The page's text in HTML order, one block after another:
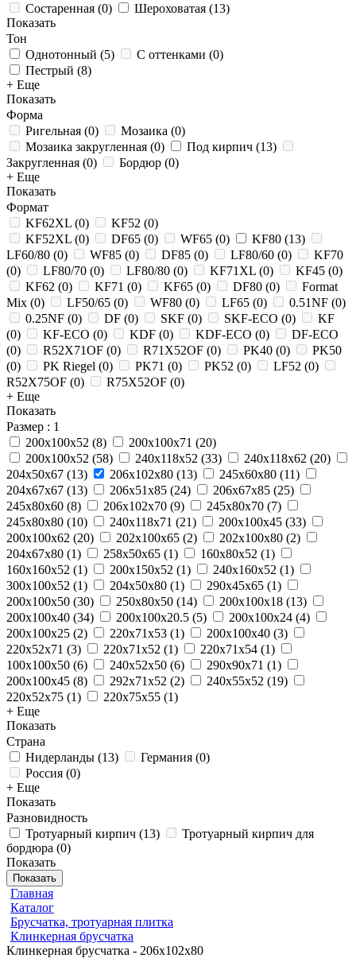
Состаренная (0) Шероховатая (13)
Показать
Тон
Однотонный (5) С оттенками (0)
Пестрый (8)
+ Еще
Показать
Форма
Ригельная (0) Мозаика (0)
Мозаика закругленная (0) Под кирпич (13)
Закругленная (0) Бордюр (0)
+ Еще
Показать
Формат
KF62XL (0) KF52 (0)
KF52XL (0) DF65 (0) WF65 (0) KF80 (13)
LF60/80 (0) WF85 (0) DF85 (0) LF80/60 (0)
KF70
(0) LF80/70 (0) LF80/80 (0) KF71XL (0) KF45 (0)
KF62 (0) KF71 (0) KF65 (0) DF80 (0)
Format
Mix (0) LF50/65 (0) WF80 (0) LF65 (0) 0.51NF (0)
0.25NF (0) DF (0) SKF (0) SKF-ECO (0)
KF
(0) KF-ECO (0) KDF (0) KDF-ECO (0)
DF-ECO
(0) R52X71OF (0) R71X52OF (0) PK40 (0)
PK50
(0) PK Riegel (0) PK71 (0) PK52 (0) LF52 (0)
R52X75OF (0) R75X52OF (0)
+ Еще
Показать
Размер : 1
200х100х52 (8) 200x100x71 (20)
200x100x52 (58) 240x118x52 (33) 240x118x62 (20)
204x50x67 (13) 206x102x80 (13) 245x60x80 (11)
204x67x67 (13) 206x51x85 (24) 206x67x85 (25)
245x80x60 (8) 206x102x70 (9) 245x80x70 (7)
245x80x80 (10) 240x118x71 (21) 200x100x45 (33)
200x100x62 (20) 202x100x65 (2) 202x100x80 (2)
204x67x80 (1) 258x50x65 (1) 160x80x52 (1)
160x160x52 (1) 200x150x52 (1) 240x160x52 (1)
300x100x52 (1) 204x50x80 (1) 290х45х65 (1)
200x100x50 (30) 250х80х50 (14) 200x100x18 (13)
200x100x40 (34) 200x100x20.5 (5) 200x100x24 (4)
200x100x25 (2) 220x71x53 (1) 200х100х40 (3)
220x52x71 (3) 220x71x52 (1) 220x71x54 (1)
100x100x50 (6) 240x52x50 (6) 290x90x71 (1)
200х100х45 (8) 292x71x52 (2) 240x55x52 (19)
220x52x75 (1) 220x75x55 (1)
+ Еще
Показать
Страна
Нидерланды (13) Германия (0)
Россия (0)
+ Еще
Показать
Разновидность
Тротуарный кирпич (13)
Тротуарный кирпич для
бордюра (0)
Показать
Показать
Главная
Каталог
Брусчатка, тротуарная плитка
Клинкерная брусчатка
Клинкерная брусчатка - 206x102x80